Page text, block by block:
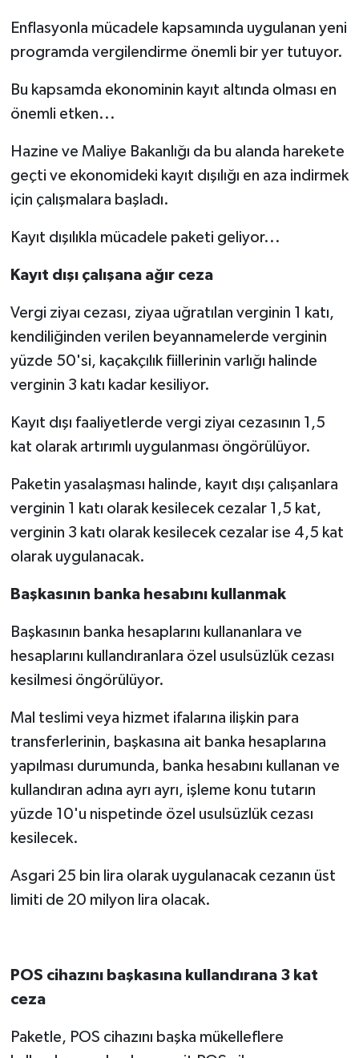
Enflasyonla mücadele kapsamında uygulanan yeni
programda vergilendirme önemli bir yer tutuyor.
Bu kapsamda ekonominin kayıt altında olması en
önemli etken...
Hazine ve Maliye Bakanlığı da bu alanda harekete
geçti ve ekonomideki kayıt dışılığı en aza indirmek
için çalışmalara başladı.
Kayıt dışılıkla mücadele paketi geliyor...
Kayıt dışı çalışana ağır ceza
Vergi ziyaı cezası, ziyaa uğratılan verginin 1 katı,
kendiliğinden verilen beyannamelerde verginin
yüzde 50'si, kaçakçılık fiillerinin varlığı halinde
verginin 3 katı kadar kesiliyor.
Kayıt dışı faaliyetlerde vergi ziyaı cezasının 1,5
kat olarak artırımlı uygulanması öngörülüyor.
Paketin yasalaşması halinde, kayıt dışı çalışanlara
verginin 1 katı olarak kesilecek cezalar 1,5 kat,
verginin 3 katı olarak kesilecek cezalar ise 4,5 kat
olarak uygulanacak.
Başkasının banka hesabını kullanmak
Başkasının banka hesaplarını kullananlara ve
hesaplarını kullandıranlara özel usulsüzlük cezası
kesilmesi öngörülüyor.
Mal teslimi veya hizmet ifalarına ilişkin para
transferlerinin, başkasına ait banka hesaplarına
yapılması durumunda, banka hesabını kullanan ve
kullandıran adına ayrı ayrı, işleme konu tutarın
yüzde 10'u nispetinde özel usulsüzlük cezası
kesilecek.
Asgari 25 bin lira olarak uygulanacak cezanın üst
limiti de 20 milyon lira olacak.
POS cihazını başkasına kullandırana 3 kat
ceza
Paketle, POS cihazını başka mükelleflere